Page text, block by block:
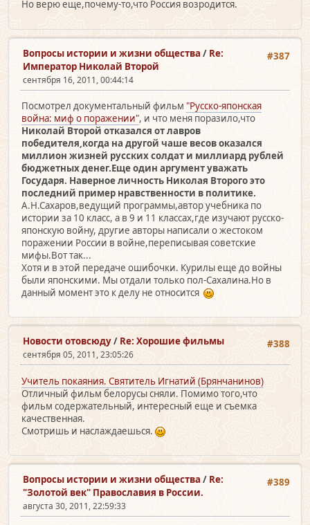
Но верю еще,почему-то,что Россия возродится.
#387
Вопросы истории и жизни общества / Re:
Император Николай Второй
сентября 16, 2011, 00:44:14
Посмотрел документальный фильм "Русско-японская
война: миф о поражении", и что меня поразило,что
Николай Второй отказался от лавров
победителя,когда на другой чаше весов оказался
миллион жизней русских солдат и миллиард рублей
бюджетных денег.Еще один аргумент уважать
Государя. Наверное личность Николая Второго это
последний пример нравственности в политике.
А.Н.Сахаров,ведущий программы,автор учебника по
истории за 10 класс, а в 9 и 11 классах,где изучают русско-
японскую войну, другие авторы написали о жестоком
поражении России в войне,переписывая советские
мифы.Вот так...
Хотя и в этой передаче ошибочки. Курилы еще до войны
были японскими. Мы отдали только пол-Сахалина.Но в
данный момент это к делу не относится
#388
Новости отовсюду/ Re: Хорошие фильмы
сентября 05, 2011, 23:05:26
Учитель покаяния. Святитель Игнатий (Брянчанинов)
Отличный фильм белорусы сняли. Помимо того,что
фильм содержательный, интересный еще и съемка
качественная.
Смотришь и наслаждаешься.
#389
Вопросы истории и жизни общества / Re:
"Золотой век" Православия в России.
августа 30, 2011, 22:59:33